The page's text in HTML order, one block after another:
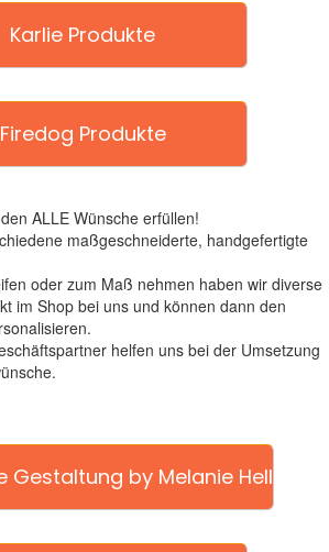
Karlie Produkte
Firedog Produkte
ALLE Wünsche erfüllen!
maßgeschneiderte, handgefertigte
oder zum Maß nehmen haben wir diverse
im Shop bei uns und können dann den
helfen uns bei der Umsetzung
Gestaltung by Melanie Hell